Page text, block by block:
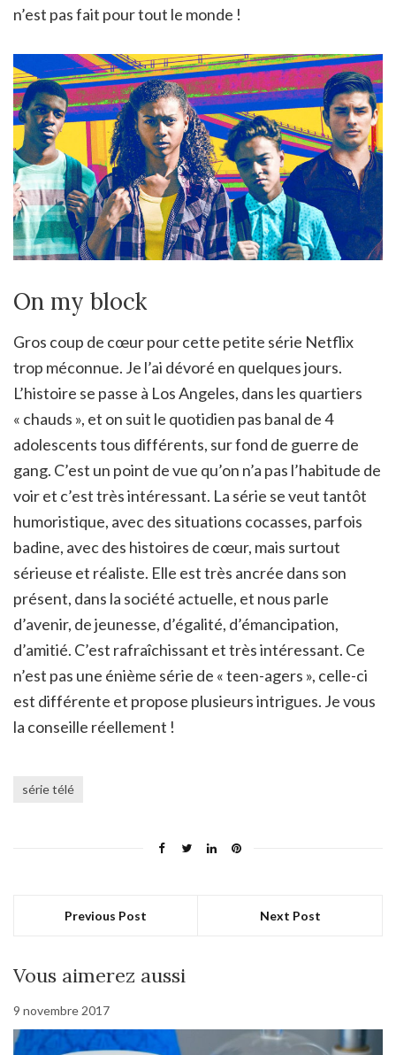
n’est pas fait pour tout le monde !
On my block
Gros coup de cœur pour cette petite série Netflix
trop méconnue. Je l’ai dévoré en quelques jours.
L’histoire se passe à Los Angeles, dans les quartiers
« chauds », et on suit le quotidien pas banal de 4
adolescents tous différents, sur fond de guerre de
gang. C’est un point de vue qu’on n’a pas l’habitude de
voir et c’est très intéressant. La série se veut tantôt
humoristique, avec des situations cocasses, parfois
badine, avec des histoires de cœur, mais surtout
sérieuse et réaliste. Elle est très ancrée dans son
présent, dans la société actuelle, et nous parle
d’avenir, de jeunesse, d’égalité, d’émancipation,
d’amitié. C’est rafraîchissant et très intéressant. Ce
n’est pas une énième série de « teen-agers », celle-ci
est différente et propose plusieurs intrigues. Je vous
la conseille réellement !
série télé
Previous Post Next Post
Vous aimerez aussi
9 novembre 2017